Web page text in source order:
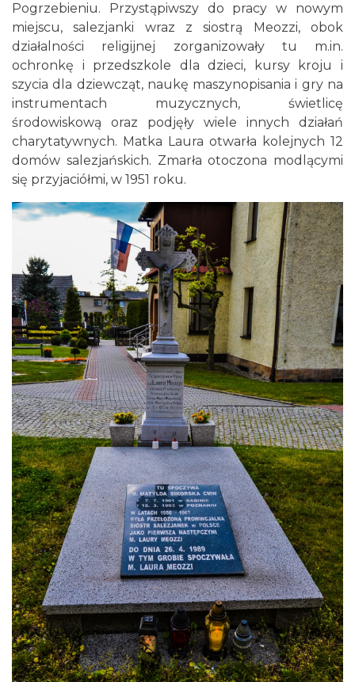
Pogrzebieniu. Przystąpiwszy do pracy w nowym
miejscu, salezjanki wraz z siostrą Meozzi, obok
działalności religijnej zorganizowały tu m.in.
ochronkę i przedszkole dla dzieci, kursy kroju i
szycia dla dziewcząt, naukę maszynopisania i gry na
instrumentach muzycznych, świetlicę
środowiskową oraz podjęły wiele innych działań
charytatywnych. Matka Laura otwarła kolejnych 12
domów salezjańskich. Zmarła otoczona modlącymi
się przyjaciółmi, w 1951 roku.